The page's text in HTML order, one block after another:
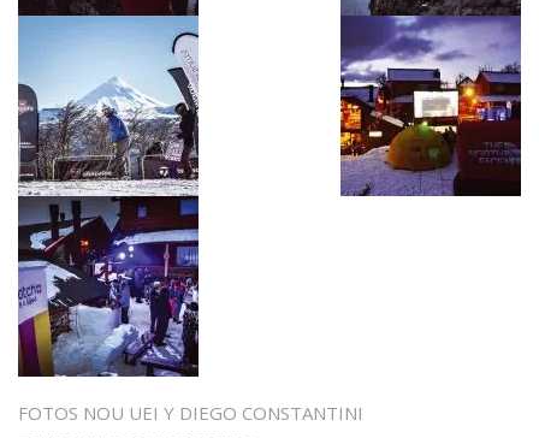
FOTOS NOU UEI Y DIEGO CONSTANTINI